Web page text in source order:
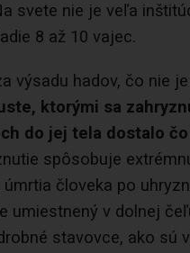
svete nie je veľa
8 až 10 vajec.
výsadu hadov, čo nie
ktorými sa
do jej tela dostalo
spôsobuje
človeka po
umiestnený v dolnej
stavovce, ako sú